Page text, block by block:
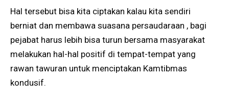
Hal tersebut bisa kita ciptakan kalau kita sendiri
berniat dan membawa suasana persaudaraan , bagi
pejabat harus lebih bisa turun bersama masyarakat
melakukan hal-hal positif di tempat-tempat yang
rawan tawuran untuk menciptakan Kamtibmas
kondusif.